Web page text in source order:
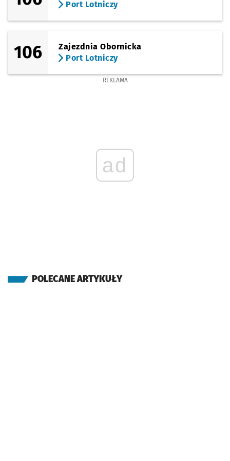
(Skarżyńskiego)Port Lotniczy
106
Zajezdnia Obornicka
Port Lotniczy
REKLAMA
ad
POLECANE ARTYKUŁY